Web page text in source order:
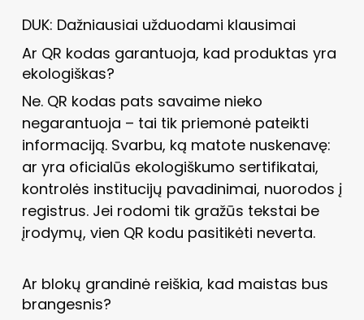
DUK: Dažniausiai užduodami klausimai
Ar QR kodas garantuoja, kad produktas yra
ekologiškas?
Ne. QR kodas pats savaime nieko
negarantuoja – tai tik priemonė pateikti
informaciją. Svarbu, ką matote nuskenavę:
ar yra oficialūs ekologiškumo sertifikatai,
kontrolės institucijų pavadinimai, nuorodos į
registrus. Jei rodomi tik gražūs tekstai be
įrodymų, vien QR kodu pasitikėti neverta.
Ar blokų grandinė reiškia, kad maistas bus
brangesnis?